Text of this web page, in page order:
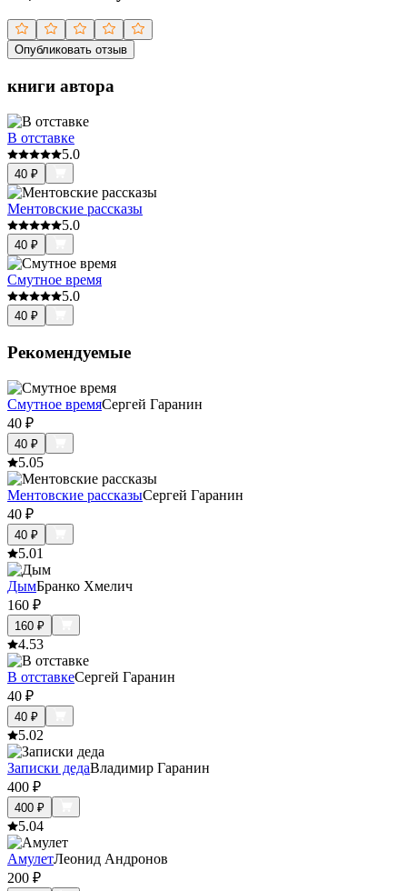
Опубликовать отзыв
книги автора
В отставке
5.0
40 ₽
Ментовские рассказы
5.0
40 ₽
Смутное время
5.0
40 ₽
Рекомендуемые
Смутное времяСергей Гаранин
40 ₽
40 ₽
5.05
Ментовские рассказыСергей Гаранин
40 ₽
40 ₽
5.01
ДымБранко Хмелич
160 ₽
160 ₽
4.53
В отставкеСергей Гаранин
40 ₽
40 ₽
5.02
Записки дедаВладимир Гаранин
400 ₽
400 ₽
5.04
АмулетЛеонид Андронов
200 ₽